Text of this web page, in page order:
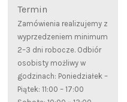
Termin
Zamówienia realizujemy z
wyprzedzeniem minimum
2–3 dni robocze. Odbiór
osobisty możliwy w
godzinach: Poniedziałek –
Piątek: 11:00 – 17:00